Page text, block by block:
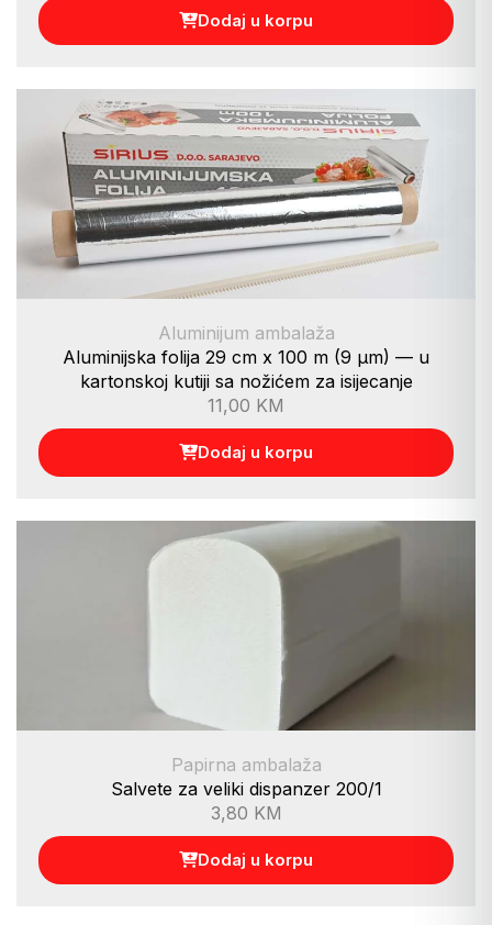
Dodaj u korpu
Aluminijum ambalaža
Aluminijska folija 29 cm x 100 m (9 µm) — u
kartonskoj kutiji sa nožićem za isijecanje
11,00 KM
Dodaj u korpu
Papirna ambalaža
Salvete za veliki dispanzer 200/1
3,80 KM
Dodaj u korpu